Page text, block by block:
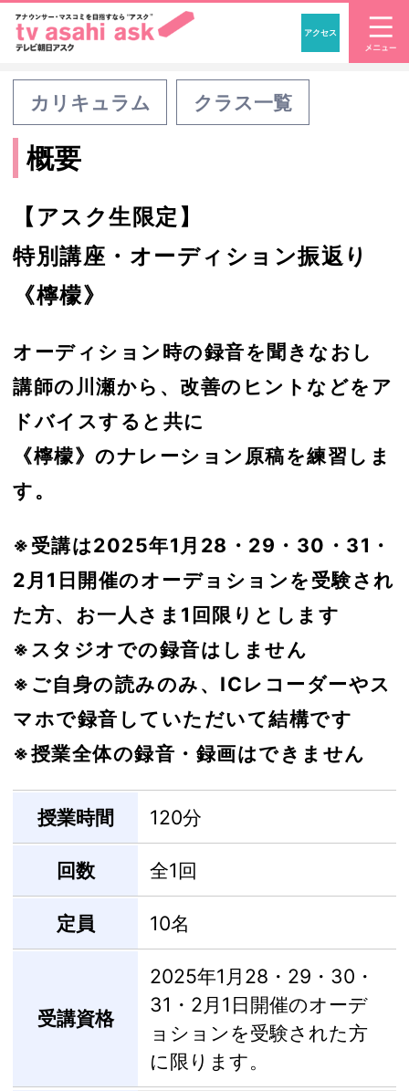
「アナウンサー・マ
アクセス
カリキュラム クラス一覧
概要
【アスク生限定】
特別講座・オーディション振返り
《檸檬》
オーディション時の録音を聞きなおし
講師の川瀬から、改善のヒントなどをア
ドバイスすると共に
《檸檬》のナレーション原稿を練習しま
す。
※受講は2025年1月28・29・30・31・
2月1日開催のオーデョションを受験され
た方、お一人さま1回限りとします
※スタジオでの録音はしません
※ご自身の読みのみ、ICレコーダーやス
マホで録音していただいて結構です
※授業全体の録音・録画はできません
授業時間 120分
回数 全1回
定員 10名
受講資格
2025年1月28・29・30・
31・2月1日開催のオーデ
ョションを受験された方
に限ります。